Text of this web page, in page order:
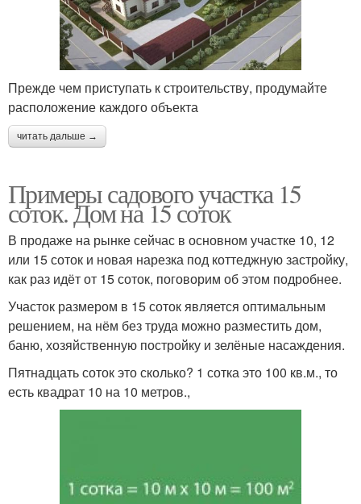
Прежде чем приступать к строительству, продумайте
расположение каждого объекта
читать дальше →
Примеры садового участка 15
соток. Дом на 15 соток
В продаже на рынке сейчас в основном участке 10, 12
или 15 соток и новая нарезка под коттеджную застройку,
как раз идёт от 15 соток, поговорим об этом подробнее.
Участок размером в 15 соток является оптимальным
решением, на нём без труда можно разместить дом,
баню, хозяйственную постройку и зелёные насаждения.
Пятнадцать соток это сколько? 1 сотка это 100 кв.м., то
есть квадрат 10 на 10 метров.,